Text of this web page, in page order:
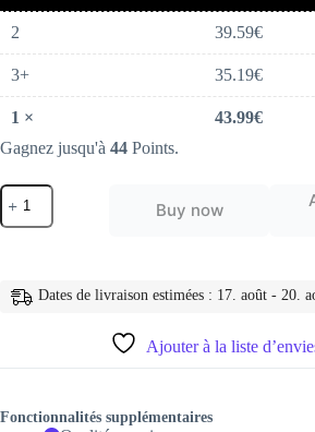
2 39.59€
3+ 35.19€
1 × 43.99€
Gagnez jusqu'à 44 Points.
quantité
de
Lenovo
étanche
Buy now
Dates de livraison estimées : 17. août - 20.
Ajouter à la liste
Fonctionnalités supplémentaires